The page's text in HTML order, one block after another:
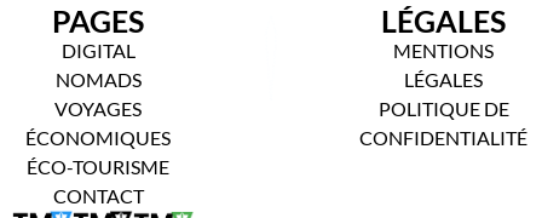
PAGES
DIGITAL
NOMADS
VOYAGES
ÉCONOMIQUES
ÉCO-TOURISME
CONTACT
LÉGALES
MENTIONS
LÉGALES
POLITIQUE DE
CONFIDENTIALITÉ